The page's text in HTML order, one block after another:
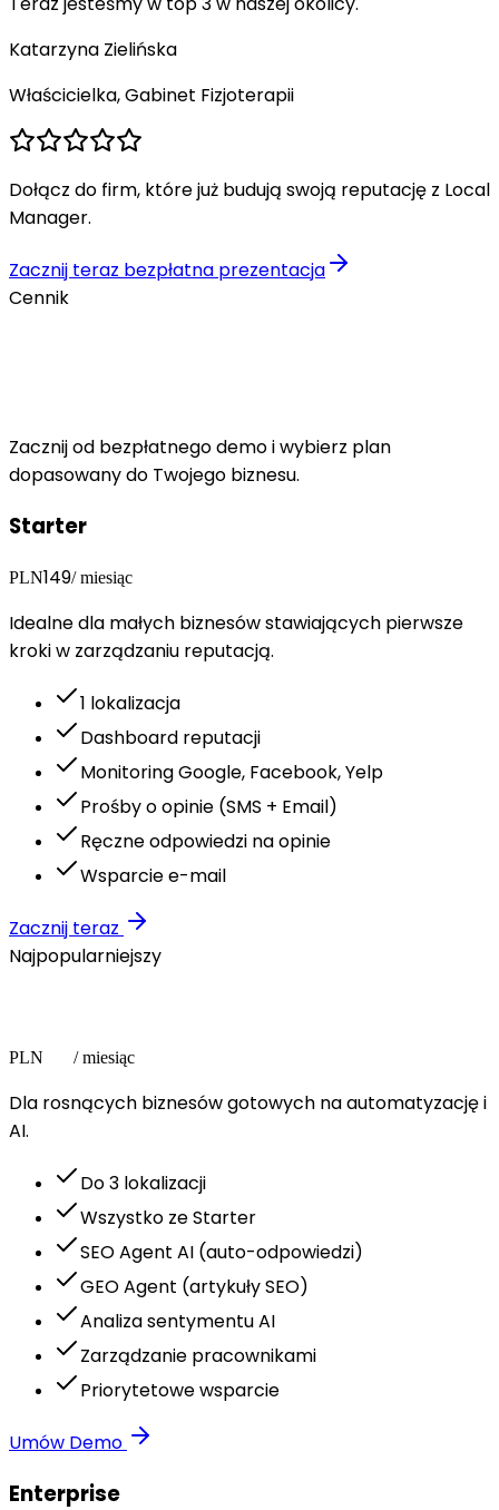
Katarzyna Zielińska
Właścicielka, Gabinet Fizjoterapii
Dołącz do firm, które już budują swoją reputację z Local
Manager.
Zacznij teraz bezpłatna prezentacja
Cennik
Zacznij od bezpłatnego demo i wybierz plan
dopasowany do Twojego biznesu.
Starter
PLN149/ miesiąc
Idealne dla małych biznesów stawiających pierwsze
kroki w zarządzaniu reputacją.
1 lokalizacja
Dashboard reputacji
Monitoring Google, Facebook, Yelp
Prośby o opinie (SMS + Email)
Ręczne odpowiedzi na opinie
Wsparcie e-mail
Zacznij teraz
Najpopularniejszy
PLN / miesiąc
Dla rosnących biznesów gotowych na automatyzację i
AI.
Do 3 lokalizacji
Wszystko ze Starter
SEO Agent AI (auto-odpowiedzi)
GEO Agent (artykuły SEO)
Analiza sentymentu AI
Zarządzanie pracownikami
Priorytetowe wsparcie
Umów Demo
Enterprise